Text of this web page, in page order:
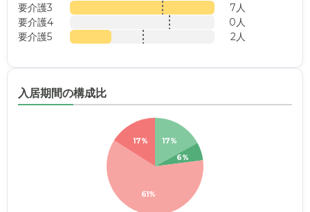
要介護3
7人
要介護4
0人
要介護5
2人
入居期間の構成比
17%
6%
61%
17%